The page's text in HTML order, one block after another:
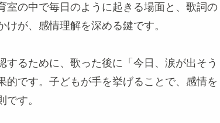
の中で毎日のように起きる場面と、歌詞の
が、感情理解を深める鍵です。
るために、歌った後に「今日、涙が出そう
です。子どもが手を挙げることで、感情を
す。